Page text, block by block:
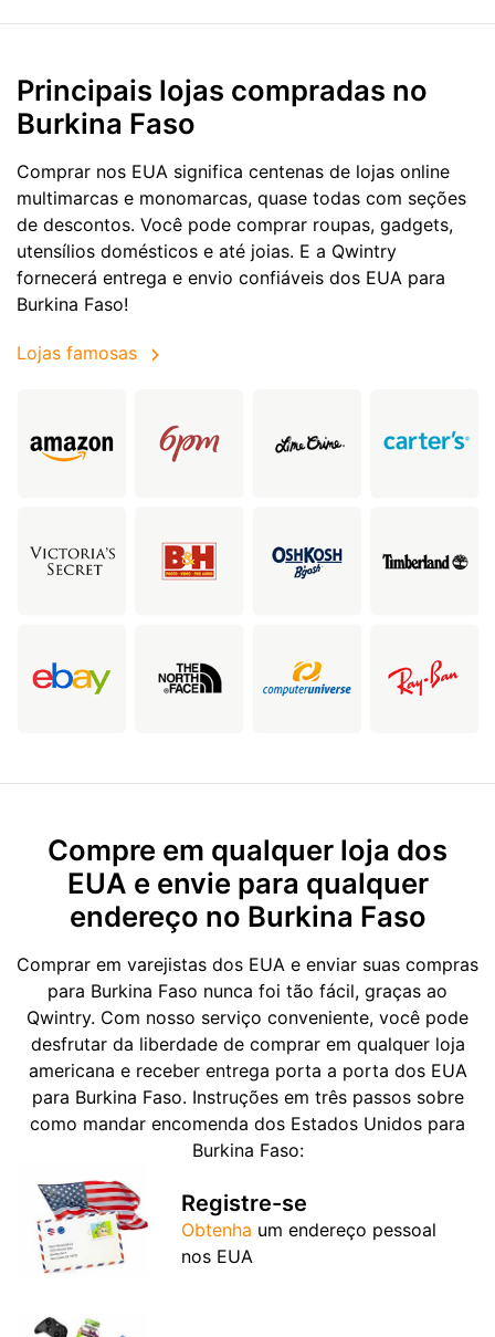
Principais lojas compradas no
Burkina Faso
Comprar nos EUA significa centenas de lojas online
multimarcas e monomarcas, quase todas com seções
de descontos. Você pode comprar roupas, gadgets,
utensílios domésticos e até joias. E a Qwintry
fornecerá entrega e envio confiáveis dos EUA para
Burkina Faso!
Lojas famosas
Compre em qualquer loja dos
EUA e envie para qualquer
endereço no Burkina Faso
Comprar em varejistas dos EUA e enviar suas compras
para Burkina Faso nunca foi tão fácil, graças ao
Qwintry. Com nosso serviço conveniente, você pode
desfrutar da liberdade de comprar em qualquer loja
americana e receber entrega porta a porta dos EUA
para Burkina Faso. Instruções em três passos sobre
como mandar encomenda dos Estados Unidos para
Burkina Faso:
Registre-se
Obtenha um endereço pessoal
nos EUA